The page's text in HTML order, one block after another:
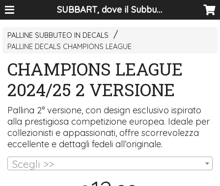
SUBBART, dove il Subbuteo diventa arte
PALLINE SUBBUTEO IN DECALS
PALLINE DECALS CHAMPIONS LEAGUE
CHAMPIONS LEAGUE
2024/25 2 VERSIONE
Pallina 2° versione, con design esclusivo ispirato
alla prestigiosa competizione europea. Ideale per
collezionisti e appassionati, offre scorrevolezza
eccellente e dettagli fedeli all’originale.
Scegli >>